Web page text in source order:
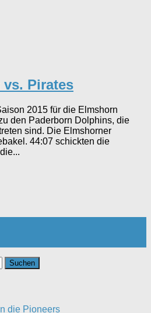
Pirates
2015 für die Elmshorn
den Paderborn Dolphins, die
sind. Die Elmshorner
44:07 schickten die
die Pioneers